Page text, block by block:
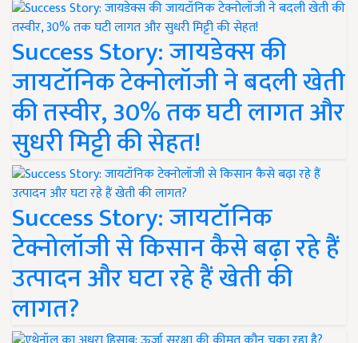
Success Story: जायडेक्स की
जायटॉनिक टेक्नोलॉजी ने बदली खेती
की तस्वीर, 30% तक घटी लागत और
सुधरी मिट्टी की सेहत!
Success Story: जायटॉनिक
टेक्नोलॉजी से किसान कैसे बढ़ा रहे हैं
उत्पादन और घटा रहे हैं खेती की
लागत?